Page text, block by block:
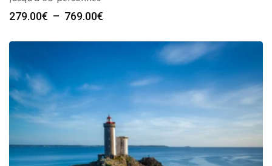
279.00€ – 769.00€
prix :
769.00€